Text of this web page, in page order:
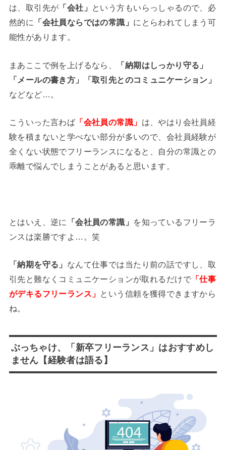
は、取引先が 「会社」
という方もいらっしゃるので、必
然的に
「会社員ならではの常識」 にとらわれてしまう可
能性があります。
まあここで例を上げるなら、
「納期はしっかり守る」
「メールの書き方」「取引先とのコミュニケーション」
などなど…。
こういった言わば 「会社員の常識」 は、やはり会社員経
験を積まないと学べない部分が多いので、会社員経験が
全くない状態でフリーランスになると、自分の常識との
乖離で悩んでしまうことがあると思います。
とはいえ、逆に 「会社員の常識」
を知っているフリーラ
ンスは楽勝ですよ…。笑
「納期を守る」 なんて仕事では当たり前の話ですし、取
引先と難なくコミュニケーションが取れるだけで「仕事
がデキるフリーランス」 という信頼を獲得できますから
ね。
ぶっちゃけ、「新卒フリーランス」はおすすめし
ません【経験者は語る】